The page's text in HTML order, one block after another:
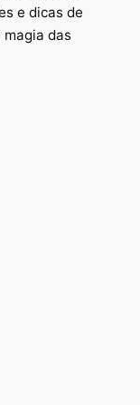
e dicas de
magia das